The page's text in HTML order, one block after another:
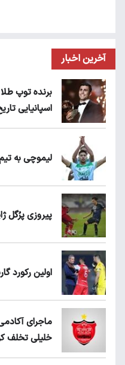
آخرین اخبار
برنده توپ
اسپانیایی
لیموچی به
پیروزی پرُگل
اولین رکورد
ماجرای
خلیلی تخلف